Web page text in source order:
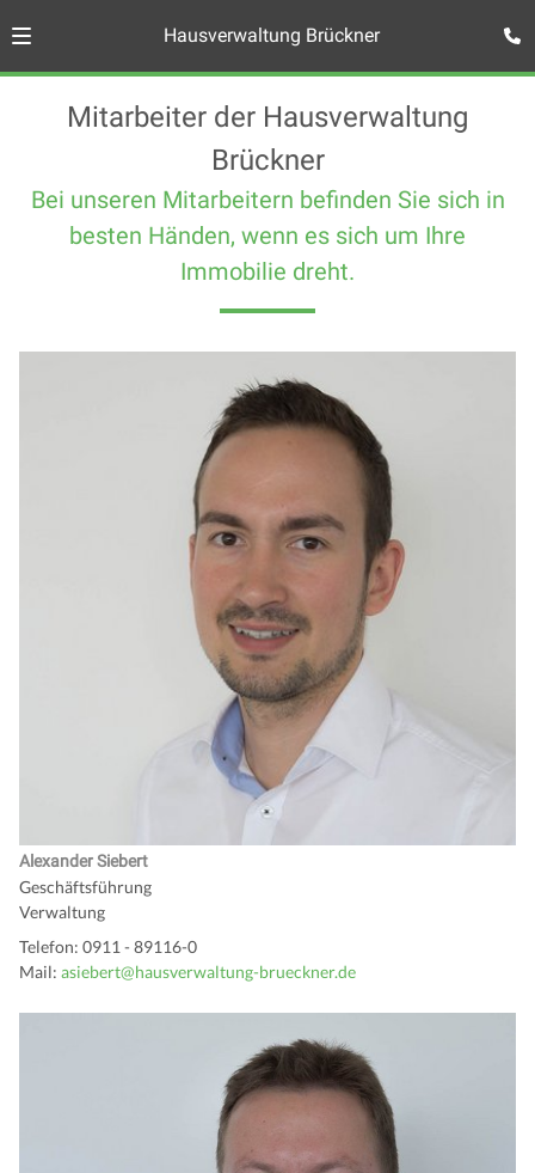
Hausverwaltung Brückner
Mitarbeiter der Hausverwaltung
Brückner
Bei unseren Mitarbeitern befinden Sie sich in
besten Händen, wenn es sich um Ihre
Immobilie dreht.
Alexander Siebert
Geschäftsführung
Verwaltung
Telefon: 0911 - 89116-0
Mail: asiebert@hausverwaltung-brueckner.de